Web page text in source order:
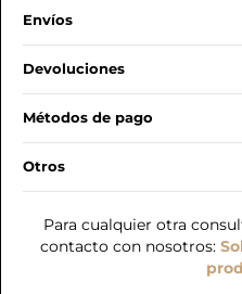
Envíos
Devoluciones
Métodos de pago
Otros
Para cualquier otra
contacto con nosotros: